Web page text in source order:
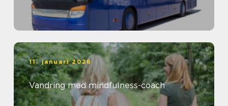
11. januari 2026
Vandring med mindfulness-coach